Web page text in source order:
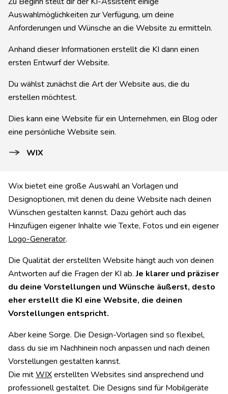
Auswahlmöglichkeiten zur Verfügung, um deine
Anforderungen und Wünsche an die Website zu ermitteln.
Anhand dieser Informationen erstellt die KI dann einen
ersten Entwurf der Website.
Du wählst zunächst die Art der Website aus, die du
erstellen möchtest.
Dies kann eine Website für ein Unternehmen, ein Blog oder
eine persönliche Website sein.
WIX
Wix bietet eine große Auswahl an Vorlagen und
Designoptionen, mit denen du deine Website nach deinen
Wünschen gestalten kannst. Dazu gehört auch das
Hinzufügen eigener Inhalte wie Texte, Fotos und ein eigener
Logo-Generator.
Die Qualität der erstellten Website hängt auch von deinen
Antworten auf die Fragen der KI ab.Je klarer und präziser
du deine Vorstellungen und Wünsche äußerst, desto
eher erstellt die KI eine Website, die deinen
Vorstellungen entspricht.
Aber keine Sorge. Die Design-Vorlagen sind so flexibel,
dass du sie im Nachhinein noch anpassen und nach deinen
Vorstellungen gestalten kannst.
Die mitWIXerstellten Websites sind ansprechend und
professionell gestaltet. Die Designs sind für Mobilgeräte